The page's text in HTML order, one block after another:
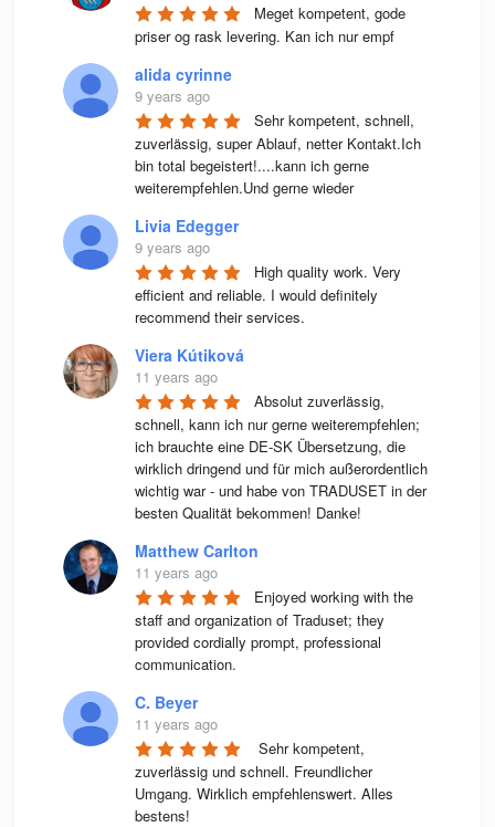
Meget kompetent, gode
priser og rask levering. Kan ich nur empf
alida cyrinne
9 years ago
Sehr kompetent, schnell,
zuverlässig, super Ablauf, netter Kontakt.Ich
bin total begeistert!....kann ich gerne
weiterempfehlen.Und gerne wieder
Livia Edegger
9 years ago
High quality work. Very
efficient and reliable. I would definitely
recommend their services.
Viera Kútiková
11 years ago
Absolut zuverlässig,
schnell, kann ich nur gerne weiterempfehlen;
ich brauchte eine DE-SK Übersetzung, die
wirklich dringend und für mich außerordentlich
wichtig war - und habe von TRADUSET in der
besten Qualität bekommen! Danke!
Matthew Carlton
11 years ago
Enjoyed working with the
staff and organization of Traduset; they
provided cordially prompt, professional
communication.
C. Beyer
11 years ago
Sehr kompetent,
zuverlässig und schnell. Freundlicher
Umgang. Wirklich empfehlenswert. Alles
bestens!